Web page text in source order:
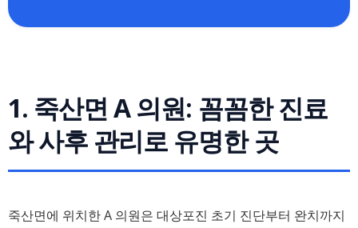
1. 죽산면 A 의원: 꼼꼼한 진료
와 사후 관리로 유명한 곳
죽산면에 위치한 A 의원은 대상포진 초기 진단부터 완치까지